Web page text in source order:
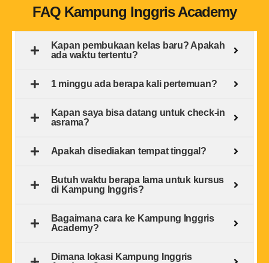
FAQ Kampung Inggris Academy
Kapan pembukaan kelas baru? Apakah
ada waktu tertentu?
1 minggu ada berapa kali pertemuan?
Kapan saya bisa datang untuk check-in
asrama?
Apakah disediakan tempat tinggal?
Butuh waktu berapa lama untuk kursus
di Kampung Inggris?
Bagaimana cara ke Kampung Inggris
Academy?
Dimana lokasi Kampung Inggris